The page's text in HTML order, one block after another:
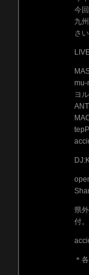
今
九
さい
mu-
ヨ
県
付。
＊